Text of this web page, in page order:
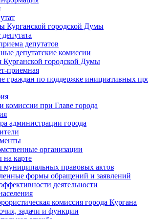
Курганской городской Думы
депутатов
депутатские комиссии
Курганской городской Думы
приемная
граждан по поддержке инициативных
комиссии при Главе города
администрации города
организации
на карте
муниципальных правовых актов
формы обращений и заявлений
деятельности
комиссия города Кургана
задачи и функции